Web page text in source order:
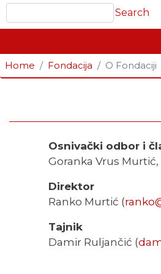
Search
Home Fondacija O Fondaciji
Osnivački odbor i
Goranka Vrus
Direktor
Ranko Murtić (
Tajnik
Damir Ruljančić (